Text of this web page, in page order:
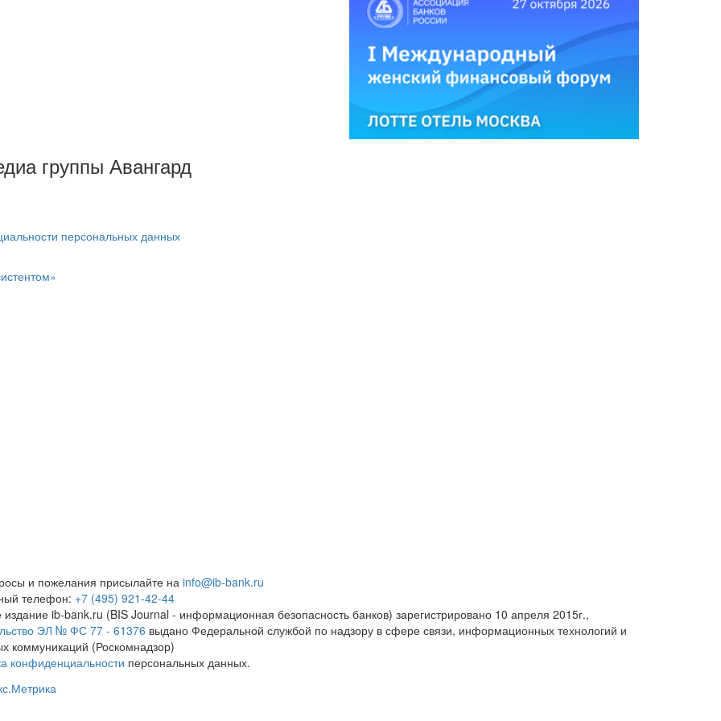
группы Авангард
персональных данных
и пожелания присылайте на info@ib-bank.ru
телефон: +7 (495) 921-42-44
издание ib-bank.ru (BIS Journal - информационная безопасность банков) зарегистрировано 10 апреля 2015г.,
ЭЛ № ФС 77 - 61376 выдано Федеральной службой по надзору в сфере связи, информационных технологий и
коммуникаций (Роскомнадзор)
конфиденциальности персональных данных.